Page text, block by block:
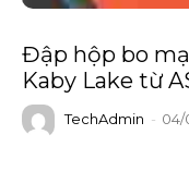
Đập hộp bo
Kaby Lake từ
TechAdmin - 04/